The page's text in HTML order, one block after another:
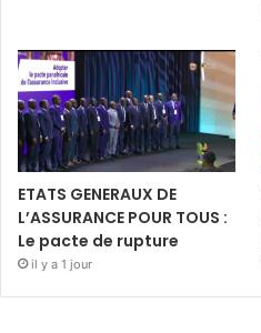
ETATS GENERAUX DE
L’ASSURANCE POUR TOUS :
Le pacte de rupture
il y a 1 jour